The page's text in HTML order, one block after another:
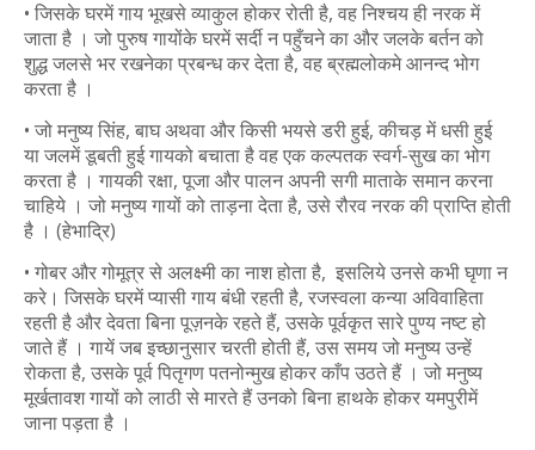
• जिसके घरमें गाय भूखसे व्याकुल होकर रोती है, वह निश्चय ही नरक में
जाता है । जो पुरुष गायोंके घरमें सर्दी न पहुँचने का और जलके बर्तन को
शुद्ध जलसे भर रखनेका प्रबन्ध कर देता है, वह ब्रह्मलोकमे आनन्द भोग
करता है ।
• जो मनुष्य सिंह, बाघ अथवा और किसी भयसे डरी हुई, कीचड़ में धसी हुई
या जलमें डूबती हुई गायको बचाता है वह एक कल्पतक स्वर्ग-सुख का भोग
करता है । गायकी रक्षा, पूजा और पालन अपनी सगी माताके समान करना
चाहिये । जो मनुष्य गायों को ताड़ना देता है, उसे रौरव नरक की प्राप्ति होती
है । (हेभाद्रि)
• गोबर और गोमूत्र से अलक्ष्मी का नाश होता है, इसलिये उनसे कभी घृणा न
करे। जिसके घरमें प्यासी गाय बंधी रहती है, रजस्वला कन्या अविवाहिता
रहती है और देवता बिना पूज़नके रहते हैं, उसके पूर्वकृत सारे पुण्य नष्ट हो
जाते हैं । गायें जब इच्छानुसार चरती होती हैं, उस समय जो मनुष्य उन्हें
रोकता है, उसके पूर्व पितृगण पतनोन्मुख होकर काँप उठते हैं । जो मनुष्य
मूर्खतावश गायों को लाठी से मारते हैं उनको बिना हाथके होकर यमपुरीमें
जाना पड़ता है ।